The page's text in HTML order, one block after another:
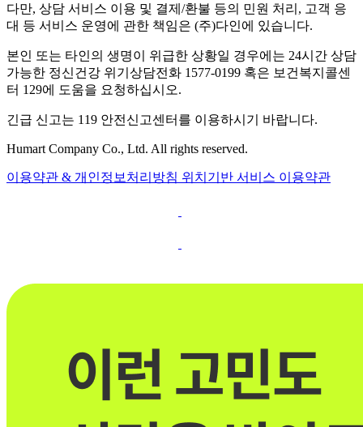
다만, 상담 서비스 이용 및 결제/환불 등의 민원 처리, 고객 응
대 등 서비스 운영에 관한 책임은 (주)다인에 있습니다.
본인 또는 타인의 생명이 위급한 상황일 경우에는 24시간 상담
가능한 정신건강 위기상담전화 1577-0199 혹은 보건복지콜센
터 129에 도움을 요청하십시오.
긴급 신고는 119 안전신고센터를 이용하시기 바랍니다.
Humart Company Co., Ltd. All rights reserved.
이용약관 & 개인정보처리방침 위치기반 서비스 이용약관